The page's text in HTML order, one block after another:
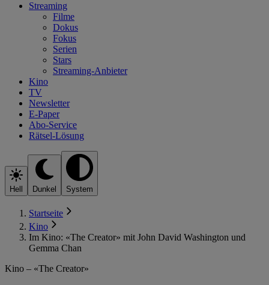
Streaming
Filme
Dokus
Fokus
Serien
Stars
Streaming-Anbieter
Kino
TV
Newsletter
E-Paper
Abo-Service
Rätsel-Lösung
Hell Dunkel System
Startseite
Kino
Im Kino: «The Creator» mit John David Washington und
Gemma Chan
Kino – «The Creator»